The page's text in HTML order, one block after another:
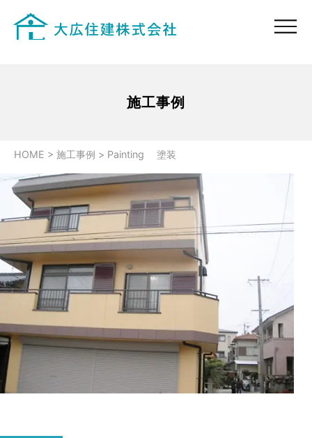
施工事例
HOME >施工事例 > Painting 塗装